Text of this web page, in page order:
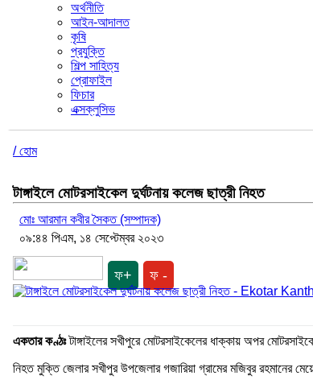
অর্থনীতি
আইন-আদালত
কৃষি
প্রযুক্তি
শিল্প সাহিত্য
প্রোফাইল
ফিচার
এক্সক্লুসিভ
/ হোম
টাঙ্গাইলে মোটরসাইকেল দুর্ঘটনায় কলেজ ছাত্রী নিহত
মোঃ আরমান কবীর সৈকত (সম্পাদক)
০৯:৪৪ পিএম, ১৪ সেপ্টেম্বর ২০২৩
ফ+ ফ -
একতার কণ্ঠঃটাঙ্গাইলের সখীপুরে মোটরসাইকেলের ধাক্কায় অপর
নিহত মুক্তি জেলার সখীপুর উপজেলার গজারিয়া গ্রামের মজিবুর রহমানের